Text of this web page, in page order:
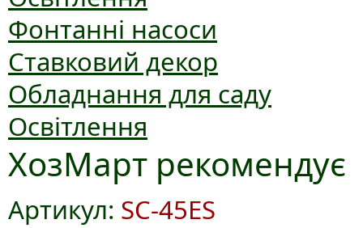
Фонтанні насоси
Ставковий декор
Обладнання для саду
Освітлення
ХозМарт рекомендує
Артикул: SC-45ES